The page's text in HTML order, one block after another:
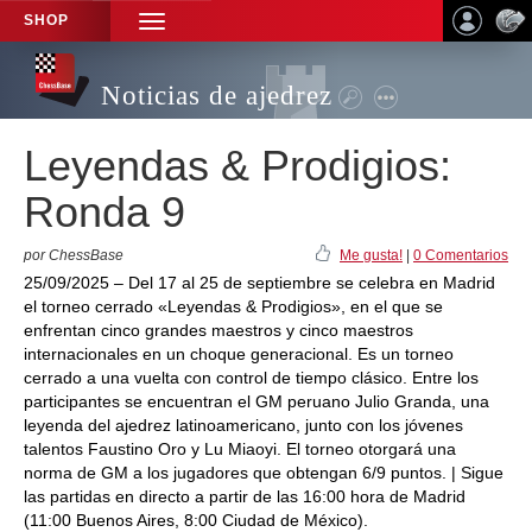
SHOP
TOGGLE
NAVIGATION
Noticias de ajedrez
Leyendas & Prodigios:
Ronda 9
por ChessBase Me gusta! 0 Comentarios
25/09/2025 – Del 17 al 25 de septiembre se celebra en Madrid
el torneo cerrado «Leyendas & Prodigios», en el que se
enfrentan cinco grandes maestros y cinco maestros
internacionales en un choque generacional. Es un torneo
cerrado a una vuelta con control de tiempo clásico. Entre los
participantes se encuentran el GM peruano Julio Granda, una
leyenda del ajedrez latinoamericano, junto con los jóvenes
talentos Faustino Oro y Lu Miaoyi. El torneo otorgará una
norma de GM a los jugadores que obtengan 6/9 puntos. | Sigue
las partidas en directo a partir de las 16:00 hora de Madrid
(11:00 Buenos Aires, 8:00 Ciudad de México).